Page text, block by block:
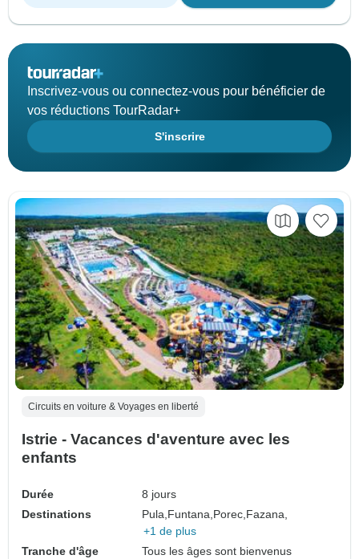
Inscrivez-vous ou connectez-vous pour bénéficier de
vos réductions TourRadar+
S'inscrire
Circuits en voiture & Voyages en liberté
Istrie - Vacances d'aventure avec les
enfants
Durée
8 jours
Destinations
Pula,Funtana,Porec,Fazana,
+1 de plus
Tranche d'âge
Tous les âges sont bienvenus